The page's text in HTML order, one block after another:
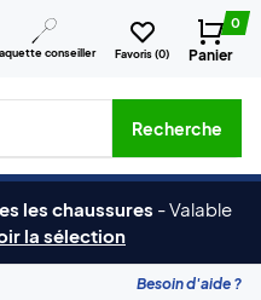
conseiller Favoris (0)
0
Panier
de marques, etc.
Recherche
les chaussures -Valable
la sélection
Besoin d'aide ?